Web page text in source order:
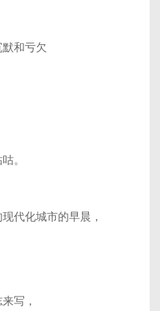
和亏欠
。
代化城市的早晨，
写，